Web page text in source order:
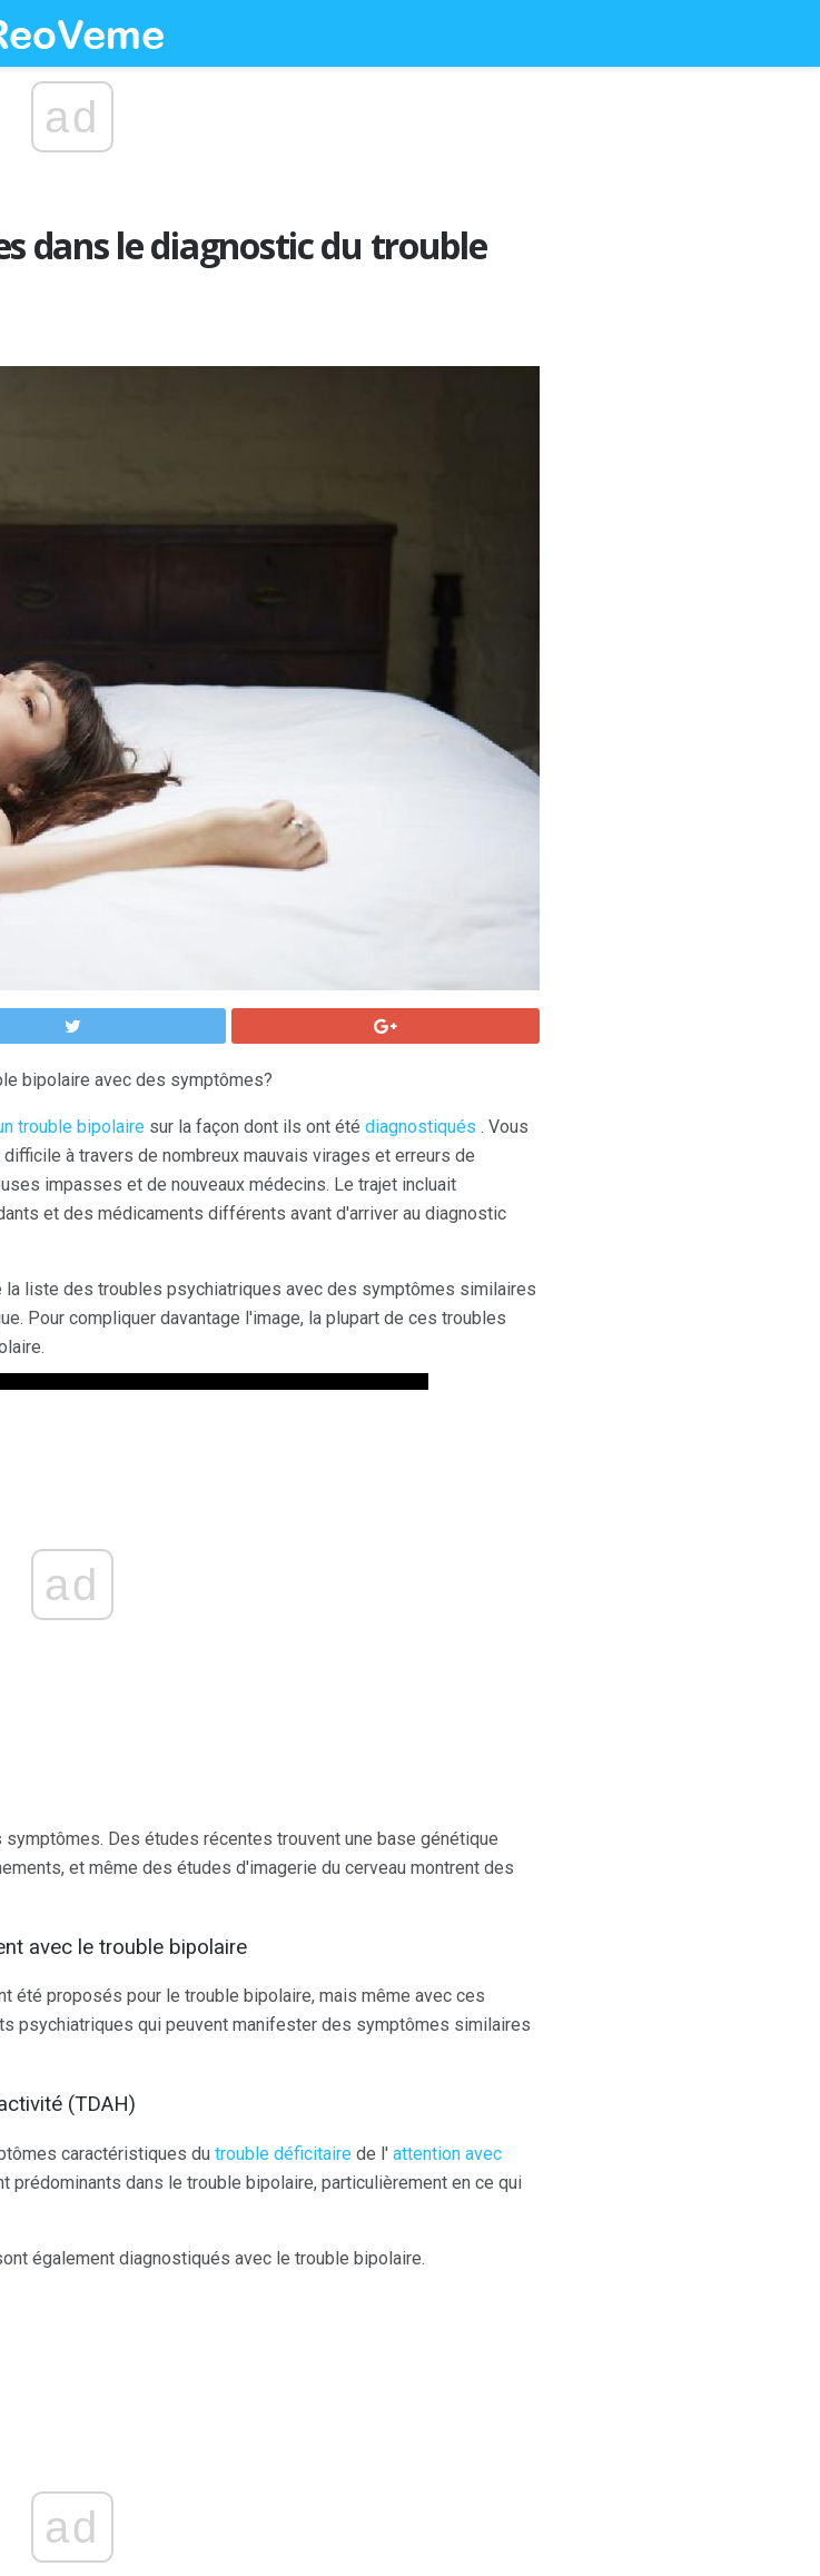
ad
dans le diagnostic du trouble
bipolaire avec des symptômes?
trouble bipolaire sur la façon dont ils ont été diagnostiqués . Vous
à travers de nombreux mauvais virages et erreurs de
impasses et de nouveaux médecins. Le trajet incluait
et des médicaments différents avant d'arriver au diagnostic
liste des troubles psychiatriques avec des symptômes similaires
Pour compliquer davantage l'image, la plupart de ces troubles
ad
Des études récentes trouvent une base génétique
et même des études d'imagerie du cerveau montrent des
avec le trouble bipolaire
été proposés pour le trouble bipolaire, mais même avec ces
psychiatriques qui peuvent manifester des symptômes similaires
(TDAH)
caractéristiques du trouble déficitaire de l' attention avec
prédominants dans le trouble bipolaire, particulièrement en ce qui
également diagnostiqués avec le trouble bipolaire.
ad